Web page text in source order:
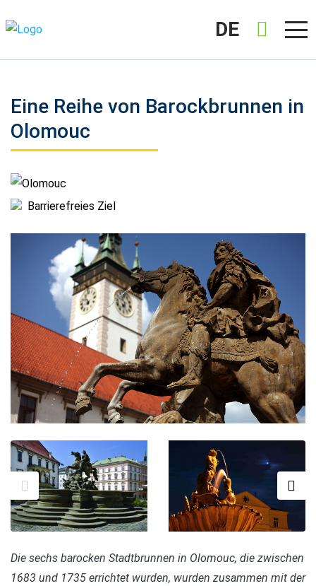
DE
Eine Reihe von Barockbrunnen in
Olomouc
Olomouc
Barrierefreies Ziel
Die sechs barocken Stadtbrunnen in Olomouc, die zwischen
1683 und 1735 errichtet wurden, wurden zusammen mit der